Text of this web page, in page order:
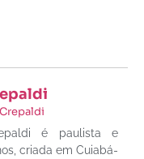
é paulista e
criada em Cuiabá-